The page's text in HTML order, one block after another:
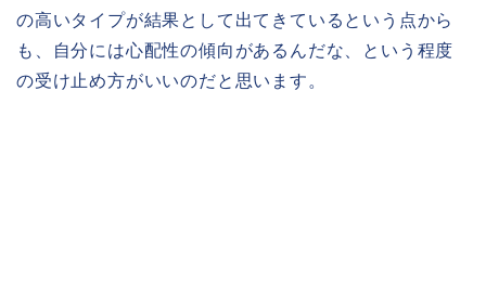
の高いタイプが結果として出てきているという点から
も、自分には心配性の傾向があるんだな、という程度
の受け止め方がいいのだと思います。